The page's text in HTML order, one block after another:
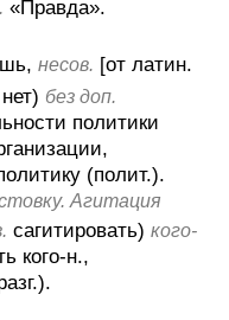
«Правда».
несов. [от латин.
нет) без доп.
политики
(полит.).
Агитация
сагитировать) кого-
кого-н.,